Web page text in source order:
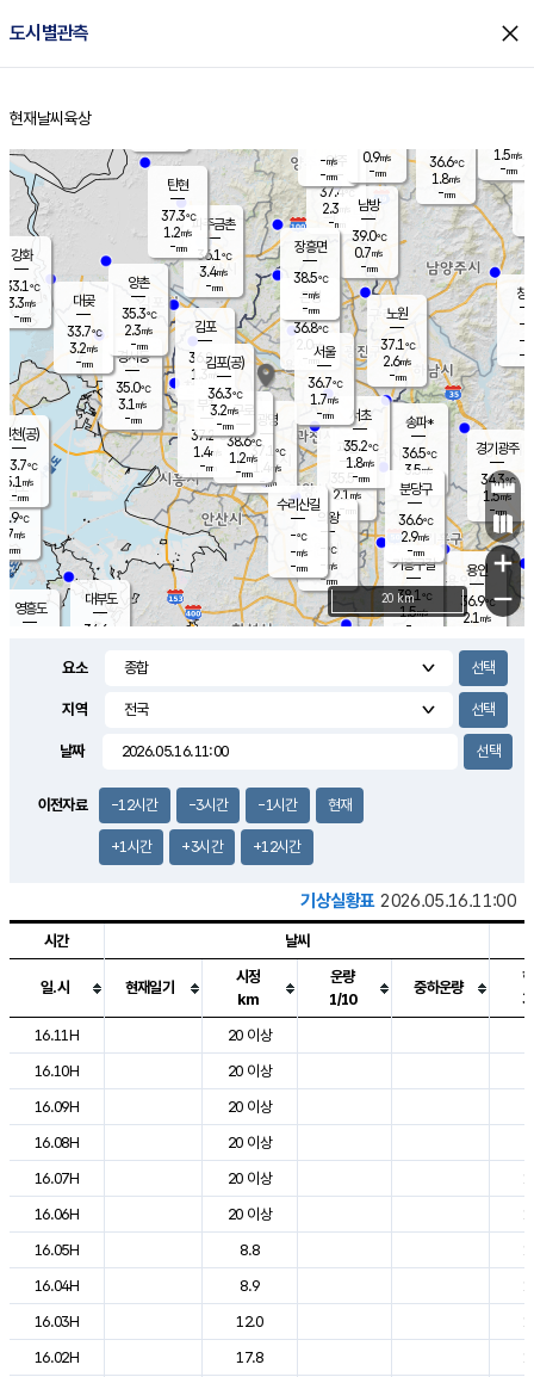
도시별관측 close
홈
현재날씨 육상
의도
℃
m/s
mm
영흥도
양주
37.4℃
2.3
-mm
과천
35.5℃
2.1m/s
- mm
용인
36.9℃
2.1 m/s
경기광주
34.3℃
1.5m/s
-mm
1.6m/s
대부도
34.6
경서동
35.0℃
3.1 m/s
-mm
파주금촌
36.1℃
3.4m/s
-mm
36.6℃
1.8m/s
-mm
대곶
33.7℃
3.2m/s
-mm
창
-
-m/
-
탄현
37.3℃
1.2m/s
-mm
1.5m/s
-mm
의왕
- ℃
-m/s
-mm
김포
36.8℃
1.3 m/s
mm
광명
37.1
℃
1.4 m/s
-mm
부천
37.2℃
1.4m/s
-mm
양촌
35.3℃
2.3m/s
-mm
구로
38.6℃
1.2m/s
-mm
은평
36.8℃
2.0 m/s
- mm
노원
37.1℃
2.6m/s
-mm
송파*
36.5℃
3.5m/s
-mm
서초
35.2℃
1.8m/s
-mm
남방
39.0℃
0.7m/s
-mm
기흥구갈
38.1℃
1.5m/s
-
수리산길
-℃
-m/s
-mm
분당구
36.6℃
2.9m/s
-mm
장흥면
38.5℃
-m/s
-mm
-m/s
-mm
강화
33.1℃
3.3m/s
-mm
인천(공)
33.7℃
5.1 m/s
-mm
김포(공)
36.3℃
3.2m/s
-mm
서울
36.7℃
1.7m/s
-mm
0.9m/s
-mm
+
−
20 km
요소
지역
날짜
이전자료 -12시간 -3시간 -1시간 현재
+1시간 +3시간 +12시간
기상실황표 2026.05.16.11:00
도시별 기상실황표로 지점, 날씨, 기온, 강수, 바람, 기압등을 안내한 표입
시간 날씨
일.시 현재일기
시정
km
운량
1/10
중하운량
16.11H
20 이상
16.10H
20 이상
16.09H
20 이상
16.08H
20 이상
16.07H
20 이상
16.06H
20 이상
16.05H
8.8
16.04H
8.9
16.03H
12.0
16.02H
17.8